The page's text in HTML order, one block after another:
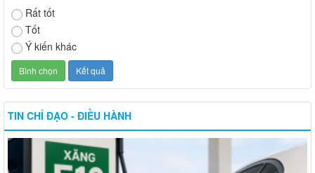
Rất tốt
Tốt
Ý kiến khác
TIN CHỈ ĐẠO - ĐIỀU HÀNH